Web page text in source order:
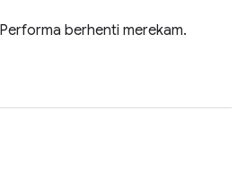
berhenti merekam.